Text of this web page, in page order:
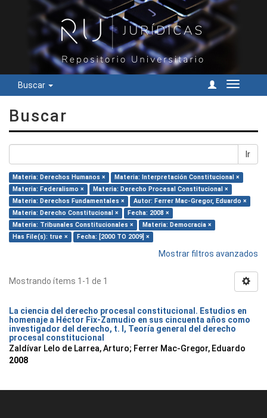
Buscar
Cambiar
Buscar
Ir
Materia: Derechos Humanos ×
Materia: Interpretación Constitucional ×
Materia: Federalismo ×
Materia: Derecho Procesal Constitucional ×
Materia: Derechos Fundamentales ×
Autor: Ferrer Mac-Gregor, Eduardo ×
Materia: Derecho Constitucional ×
Fecha: 2008 ×
Materia: Tribunales Constitucionales ×
Materia: Democracia ×
Has File(s): true ×
Fecha: [2000 TO 2009] ×
Mostrar filtros avanzados
Mostrando ítems 1-1 de 1
La ciencia del derecho procesal constitucional. Estudios en
homenaje a Héctor Fix-Zamudio en sus cincuenta años como
investigador del derecho, t. I, Teoría general del derecho
procesal constitucional
Zaldívar Lelo de Larrea, Arturo; Ferrer Mac-Gregor, Eduardo
2008